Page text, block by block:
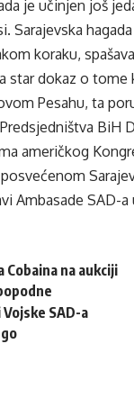
je učinjen još
Sarajevska
koraku,
dokaz o tome
Pesahu, ta
američkog
Ambasade SAD-a
na aukciji
SAD-a